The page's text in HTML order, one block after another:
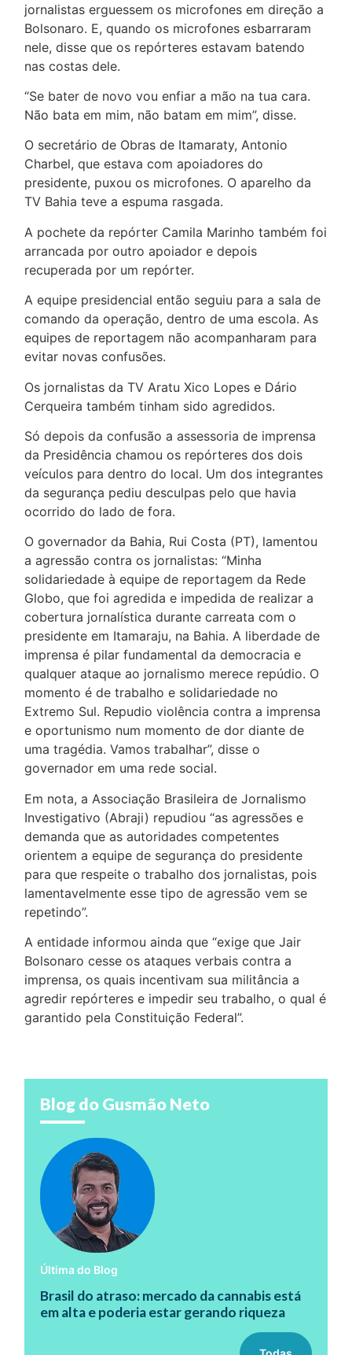
jornalistas erguessem os microfones em direção a
Bolsonaro. E, quando os microfones esbarraram
nele, disse que os repórteres estavam batendo
nas costas dele.
“Se bater de novo vou enfiar a mão na tua cara.
Não bata em mim, não batam em mim”, disse.
O secretário de Obras de Itamaraty, Antonio
Charbel, que estava com apoiadores do
presidente, puxou os microfones. O aparelho da
TV Bahia teve a espuma rasgada.
A pochete da repórter Camila Marinho também foi
arrancada por outro apoiador e depois
recuperada por um repórter.
A equipe presidencial então seguiu para a sala de
comando da operação, dentro de uma escola. As
equipes de reportagem não acompanharam para
evitar novas confusões.
Os jornalistas da TV Aratu Xico Lopes e Dário
Cerqueira também tinham sido agredidos.
Só depois da confusão a assessoria de imprensa
da Presidência chamou os repórteres dos dois
veículos para dentro do local. Um dos integrantes
da segurança pediu desculpas pelo que havia
ocorrido do lado de fora.
O governador da Bahia, Rui Costa (PT), lamentou
a agressão contra os jornalistas: “Minha
solidariedade à equipe de reportagem da Rede
Globo, que foi agredida e impedida de realizar a
cobertura jornalística durante carreata com o
presidente em Itamaraju, na Bahia. A liberdade de
imprensa é pilar fundamental da democracia e
qualquer ataque ao jornalismo merece repúdio. O
momento é de trabalho e solidariedade no
Extremo Sul. Repudio violência contra a imprensa
e oportunismo num momento de dor diante de
uma tragédia. Vamos trabalhar”, disse o
governador em uma rede social.
Em nota, a Associação Brasileira de Jornalismo
Investigativo (Abraji) repudiou “as agressões e
demanda que as autoridades competentes
orientem a equipe de segurança do presidente
para que respeite o trabalho dos jornalistas, pois
lamentavelmente esse tipo de agressão vem se
repetindo”.
A entidade informou ainda que “exige que Jair
Bolsonaro cesse os ataques verbais contra a
imprensa, os quais incentivam sua militância a
agredir repórteres e impedir seu trabalho, o qual é
garantido pela Constituição Federal”.
Blog do Gusmão Neto
Última do Blog
Brasil do atraso: mercado da cannabis está
em alta e poderia estar gerando riqueza